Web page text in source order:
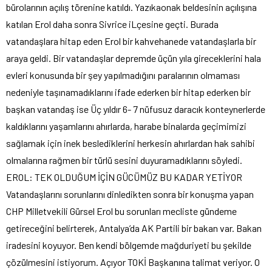
bürolarının açılış törenine katıldı. Yazıkaonak beldesinin açılışına
katılan Erol daha sonra Sivrice iLçesine geçti. Burada
vatandaşlara hitap eden Erol bir kahvehanede vatandaşlarla bir
araya geldi. Bir vatandaşlar depremde üçün yıla gireceklerini hala
evleri konusunda bir şey yapılmadığını paralarının olmaması
nedeniyle taşınamadıklarını ifade ederken bir hitap ederken bir
başkan vatandaş ise Üç yıldır 6- 7 nüfusuz daracık konteynerlerde
kaldıklarını yaşamlarını ahırlarda, harabe binalarda geçimimizi
sağlamak için inek beslediklerini herkesin ahırlardan hak sahibi
olmalarına rağmen bir türlü sesini duyuramadıklarını söyledi.
EROL: TEK OLDUĞUM İÇİN GÜCÜMÜZ BU KADAR YETİYOR
Vatandaşlarını sorunlarını dinledikten sonra bir konuşma yapan
CHP Milletvekili Gürsel Erol bu sorunları mecliste gündeme
getireceğini belirterek, Antalya’da AK Partili bir bakan var. Bakan
iradesini koyuyor. Ben kendi bölgemde mağduriyeti bu şekilde
çözülmesini istiyorum. Açıyor TOKİ Başkanına talimat veriyor. O